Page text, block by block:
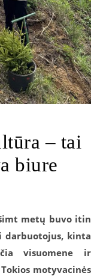
– tai
biure
metų buvo itin
darbuotojus, kinta
visuomene ir
motyvacinės